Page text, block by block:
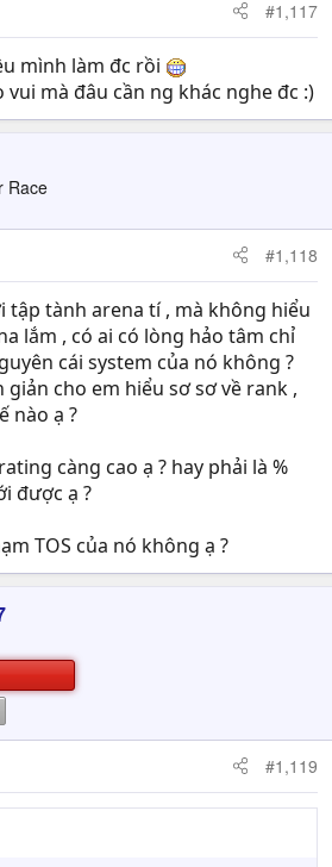
#1,117
mình làm đc rồi
vui mà đâu cần ng khác nghe đc :)
Race
#1,118
tập tành arena tí , mà không hiểu
lắm , có ai có lòng hảo tâm chỉ
cái system của nó không ?
cho em hiểu sơ sơ về rank ,
nào ạ ?
càng cao ạ ? hay phải là %
được ạ ?
TOS của nó không ạ ?
#1,119